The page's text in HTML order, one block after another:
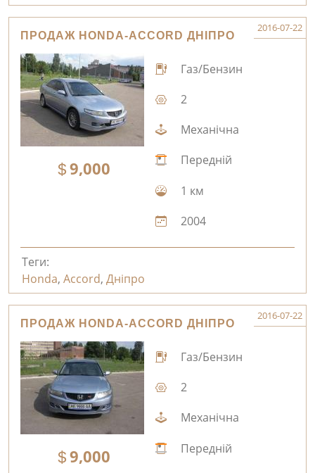
ПРОДАЖ HONDA-ACCORD ДНІПРО
2016-07-22
9,000
Газ/Бензин
2
Механічна
Передній
1 км
2004
Теги:
Honda, Accord, Дніпро
ПРОДАЖ HONDA-ACCORD ДНІПРО
2016-07-22
9,000
Газ/Бензин
2
Механічна
Передній